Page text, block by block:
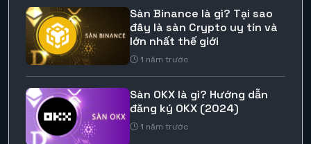
Sàn Binance là gì? Tại sao
đây là sàn Crypto uy tín và
lớn nhất thế giới
1 năm trước
Sàn OKX là gì? Hướng dẫn
đăng ký OKX (2024)
1 năm trước